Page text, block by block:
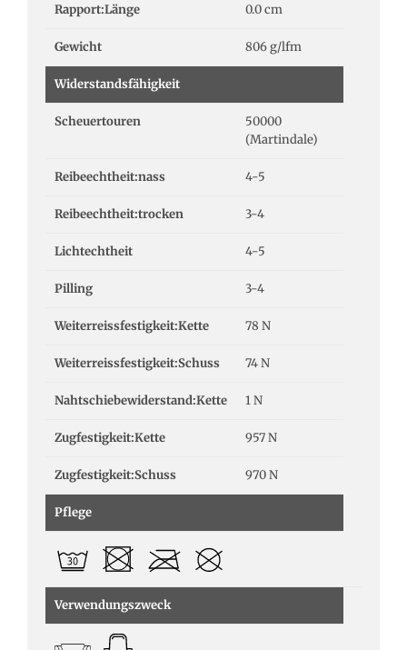
Rapport:Länge 0.0 cm
Gewicht 806 g/lfm
Widerstandsfähigkeit
Scheuertouren
50000
(Martindale)
Reibeechtheit:nass 4-5
Reibeechtheit:trocken 3-4
Lichtechtheit 4-5
Pilling 3-4
Weiterreissfestigkeit:Kette 78 N
Weiterreissfestigkeit:Schuss 74 N
Nahtschiebewiderstand:Kette 1 N
Zugfestigkeit:Kette 957 N
Zugfestigkeit:Schuss 970 N
Pflege
Verwendungszweck